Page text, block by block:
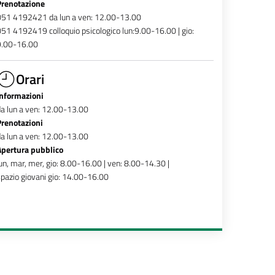
4192421 da lun a ven: 12.00-13.00
4192419 colloquio psicologico lun:9.00-16.00 | gio:
16.00
Orari
lun a ven: 12.00-13.00
lun a ven: 12.00-13.00
pubblico
mar, mer, gio: 8.00-16.00 | ven: 8.00-14.30 |
giovani gio: 14.00-16.00